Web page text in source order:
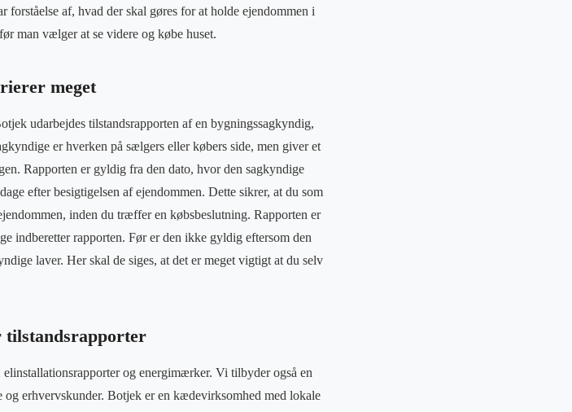
forståelse af, hvad der skal gøres for at holde ejendommen i
før man vælger at se videre og købe huset.
meget
udarbejdes tilstandsrapporten af en bygningssagkyndig,
er hverken på sælgers eller købers side, men giver et
Rapporten er gyldig fra den dato, hvor den sagkyndige
efter besigtigelsen af ejendommen. Dette sikrer, at du som
inden du træffer en købsbeslutning. Rapporten er
indberetter rapporten. Før er den ikke gyldig eftersom den
laver. Her skal de siges, at det er meget vigtigt at du selv
tilstandsrapporter
og energimærker. Vi tilbyder også en
erhvervskunder. Botjek er en kædevirksomhed med lokale